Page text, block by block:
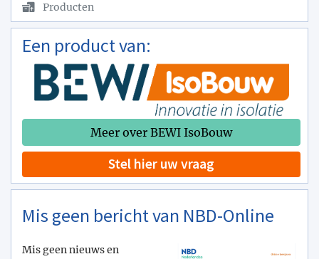
Producten
Een product van:
Meer over BEWI IsoBouw
Stel hier uw vraag
Mis geen bericht van NBD-Online
Mis geen nieuws en